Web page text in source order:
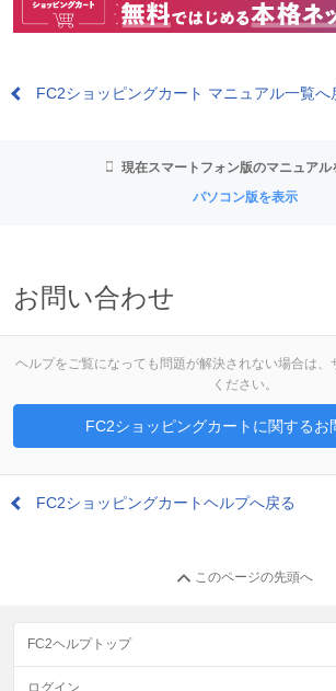
FC2ショッピングカート マニュアル一覧へ
現在スマートフォン版のマニュアル
パソコン版を表示
お問い合わせ
ヘルプをご覧になっても問題が解決されない場合は、
ください。
FC2ショッピングカートに関するお
FC2ショッピングカートヘルプへ戻る
このページの先頭へ
FC2ヘルプトップ
ログイン